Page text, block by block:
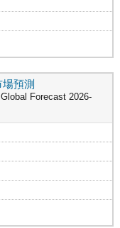
預測
Forecast 2026-